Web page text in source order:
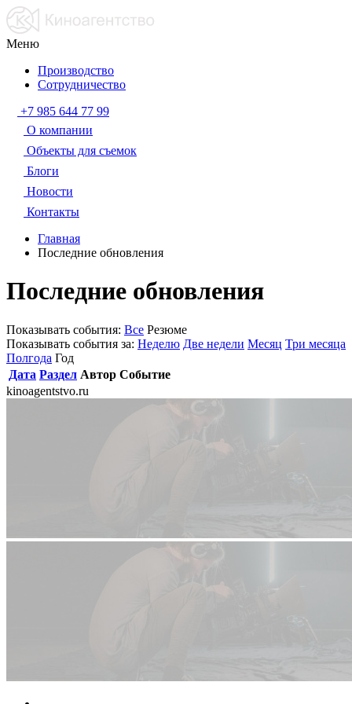
Меню
Производство
Сотрудничество
+7 985 644 77 99
О компании
Объекты для съемок
Блоги
Новости
Контакты
Главная
Последние обновления
Последние обновления
Показывать события: Все Резюме
Показывать события за: Неделю Две недели Месяц Три месяца
Полгода Год
Дата Раздел Автор Событие
kinoagentstvo.ru